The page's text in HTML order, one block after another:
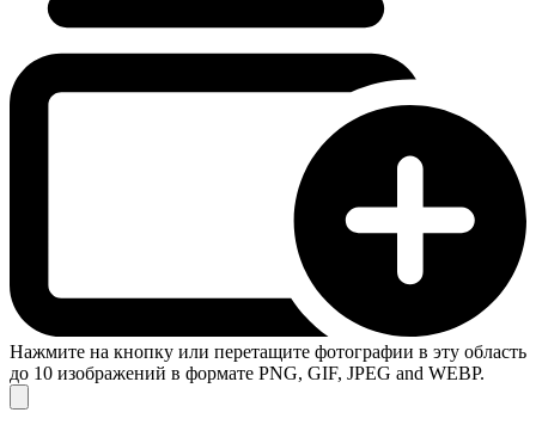
Нажмите на кнопку или перетащите фотографии в эту область
до 10 изображений в формате PNG, GIF, JPEG and WEBP.